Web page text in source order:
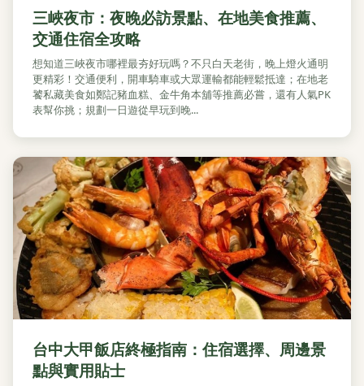
三峽夜市：夜晚必訪景點、在地美食推薦、
交通住宿全攻略
想知道三峽夜市哪裡最夯好玩嗎？不只白天老街，晚上燈火通明
更精彩！交通便利，開車騎車或大眾運輸都能輕鬆抵達；在地老
饕私藏美食如鄭記豬血糕、金牛角本舖等推薦必嘗，還有人氣PK
表幫你挑；規劃一日遊從早玩到晚...
台中大甲飯店終極指南：住宿選擇、周邊景
點與實用貼士